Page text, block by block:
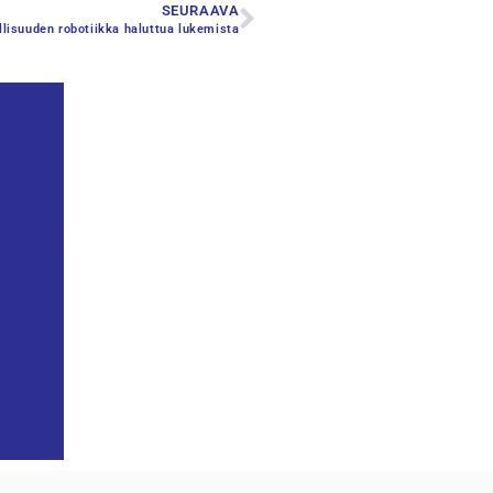
SEURAAVA
robotiikka haluttua lukemista